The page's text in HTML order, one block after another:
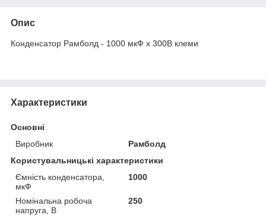
Опис
Конденсатор Рамболд - 1000 мкФ x 300В клеми
Характеристики
Основні
Виробник
Рамболд
Користувальницькі характеристики
Ємність конденсатора,
мкФ
1000
Номінальна робоча
напруга, В
250